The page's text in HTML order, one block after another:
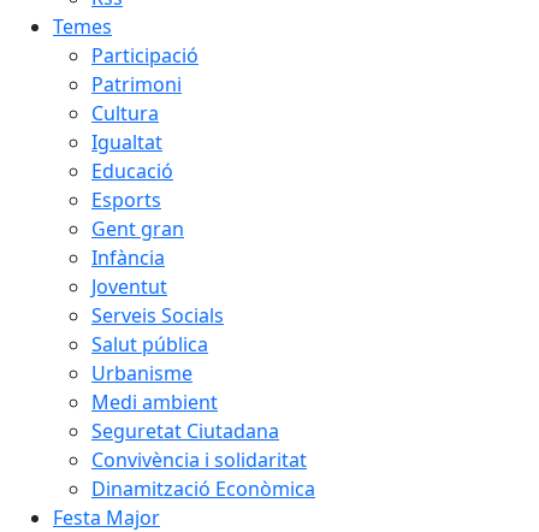
Temes
Participació
Patrimoni
Cultura
Igualtat
Educació
Esports
Gent gran
Infància
Joventut
Serveis Socials
Salut pública
Urbanisme
Medi ambient
Seguretat Ciutadana
Convivència i solidaritat
Dinamització Econòmica
Festa Major